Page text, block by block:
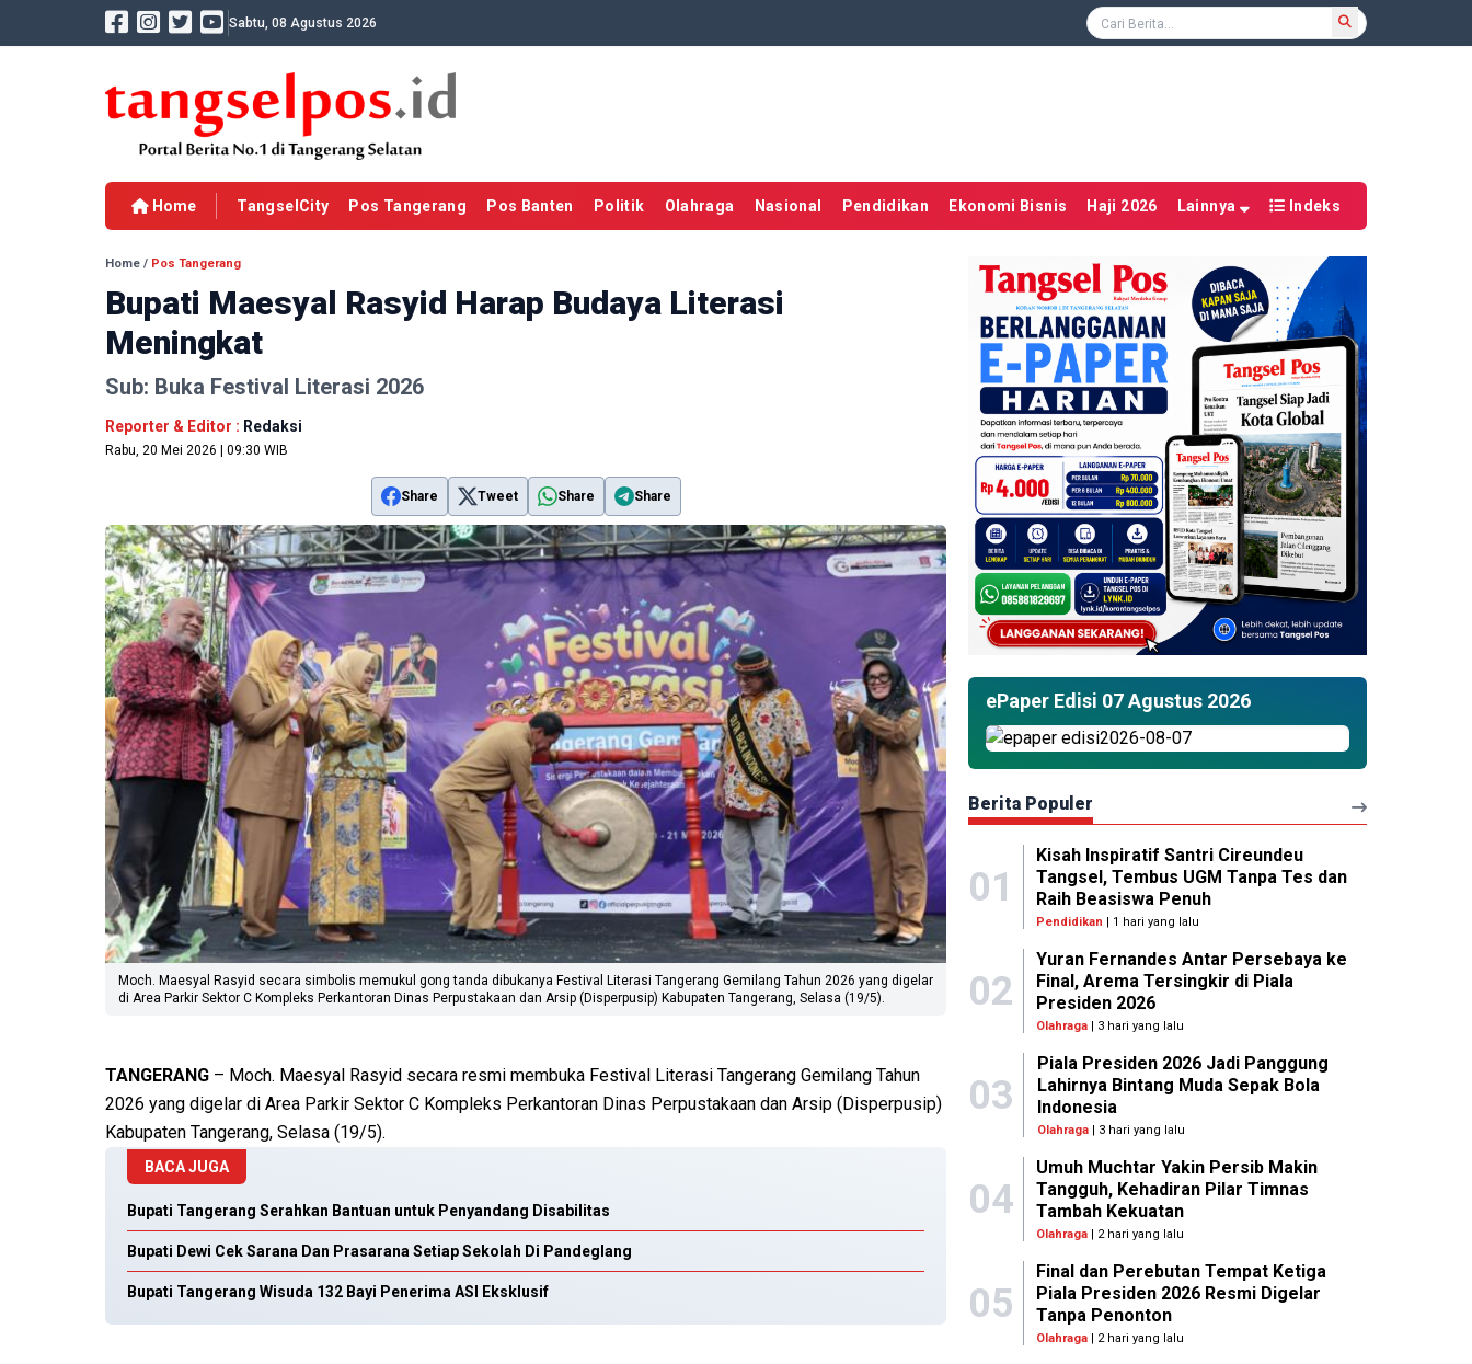
Sabtu, 08 Agustus 2026
Home TangselCity Pos Tangerang Pos Banten Politik Olahraga Nasional Pendidikan Ekonomi Bisnis Haji 2026 Lainnya Indeks
Home / Pos Tangerang
Bupati Maesyal Rasyid Harap Budaya Literasi
Meningkat
Sub: Buka Festival Literasi 2026
Reporter & Editor : Redaksi
Rabu, 20 Mei 2026 | 09:30 WIB
Share Tweet Share Share
Moch. Maesyal Rasyid secara simbolis memukul gong tanda dibukanya Festival Literasi Tangerang Gemilang Tahun 2026 yang digelar
di Area Parkir Sektor C Kompleks Perkantoran Dinas Perpustakaan dan Arsip (Disperpusip) Kabupaten Tangerang, Selasa (19/5).
TANGERANG – Moch. Maesyal Rasyid secara resmi membuka Festival Literasi Tangerang Gemilang Tahun
2026 yang digelar di Area Parkir Sektor C Kompleks Perkantoran Dinas Perpustakaan dan Arsip (Disperpusip)
Kabupaten Tangerang, Selasa (19/5).
BACA JUGA
Bupati Tangerang Serahkan Bantuan untuk Penyandang Disabilitas
Bupati Dewi Cek Sarana Dan Prasarana Setiap Sekolah Di Pandeglang
Bupati Tangerang Wisuda 132 Bayi Penerima ASI Eksklusif
ePaper Edisi 07 Agustus 2026
Berita Populer
01
Kisah Inspiratif Santri Cireundeu
Tangsel, Tembus UGM Tanpa Tes dan
Raih Beasiswa Penuh
Pendidikan | 1 hari yang lalu
02
Yuran Fernandes Antar Persebaya ke
Final, Arema Tersingkir di Piala
Presiden 2026
Olahraga | 3 hari yang lalu
03
Piala Presiden 2026 Jadi Panggung
Lahirnya Bintang Muda Sepak Bola
Indonesia
Olahraga| 3 hari yang lalu
04
Umuh Muchtar Yakin Persib Makin
Tangguh, Kehadiran Pilar Timnas
Tambah Kekuatan
Olahraga | 2 hari yang lalu
05
Final dan Perebutan Tempat Ketiga
Piala Presiden 2026 Resmi Digelar
Tanpa Penonton
Olahraga | 2 hari yang lalu